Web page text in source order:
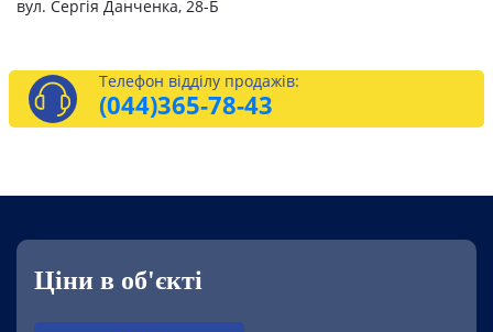
вул. Сергія Данченка, 28-Б
Телефон відділу продажів:
(044)365-78-43
Ціни в об'єкті